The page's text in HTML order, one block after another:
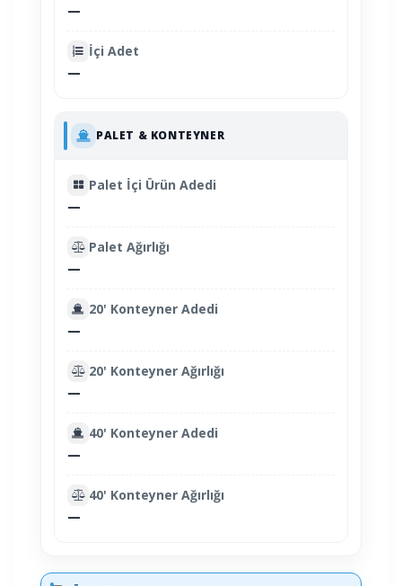
—
İçi Adet
—
PALET & KONTEYNER
Palet İçi Ürün Adedi
—
Palet Ağırlığı
—
20' Konteyner Adedi
—
20' Konteyner Ağırlığı
—
40' Konteyner Adedi
—
40' Konteyner Ağırlığı
—